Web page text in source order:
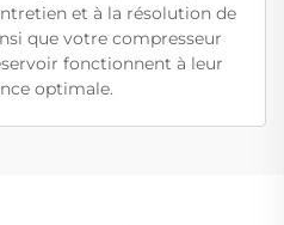
et à la résolution de
que votre compresseur
fonctionnent à leur
optimale.